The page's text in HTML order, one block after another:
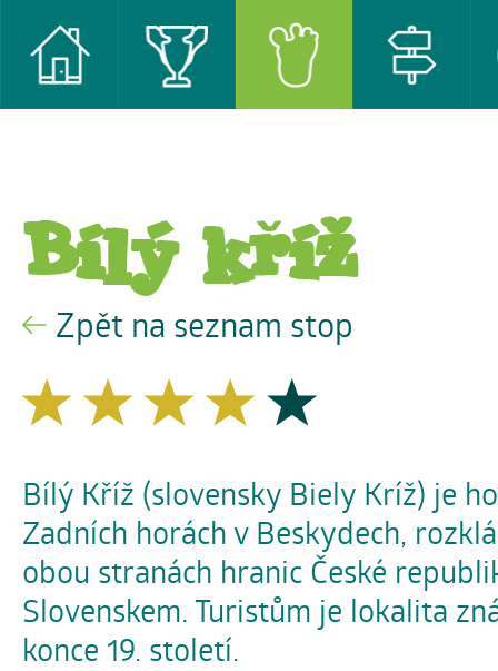
Bílý kříž
Zpět na seznam stop
Bílý Kříž (slovensky Biely Kríž) je
Zadních horách v Beskydech,
obou stranách hranic České
Slovenskem. Turistům je lokalita
konce 19. století.